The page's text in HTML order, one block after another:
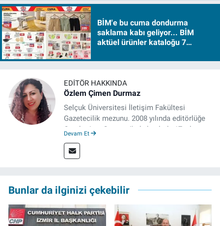
BİM'e bu cuma dondurma
saklama kabı geliyor... BİM
aktüel ürünler kataloğu 7
EDITÖR HAKKINDA
Özlem Çimen Durmaz
Selçuk Üniversitesi İletişim Fakültesi
Gazetecilik mezunu. 2008 yılında editörlüğe
Cumhuriyet Gazetesi'nde başladı. 17 yıl
Devam Et
Bunlar da ilginizi çekebilir